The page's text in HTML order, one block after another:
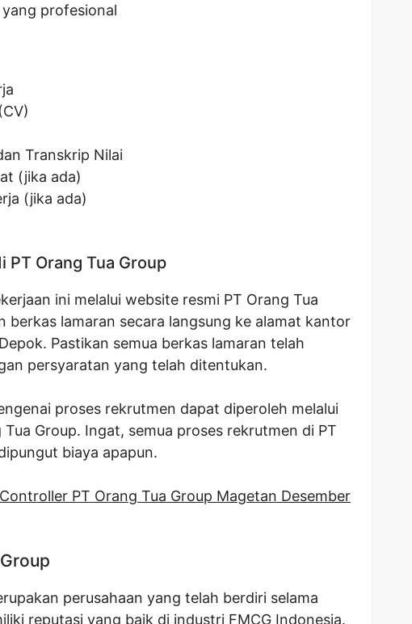
profesional
Transkrip Nilai
(jika ada)
(jika ada)
PT Orang Tua Group
ini melalui website resmi PT Orang Tua
berkas lamaran secara langsung ke alamat kantor
Pastikan semua berkas lamaran telah
persyaratan yang telah ditentukan.
proses rekrutmen dapat diperoleh melalui
Group. Ingat, semua proses rekrutmen di PT
biaya apapun.
PT Orang Tua Group Magetan Desember
perusahaan yang telah berdiri selama
reputasi yang baik di industri FMCG Indonesia.